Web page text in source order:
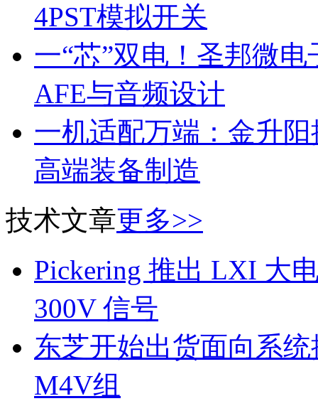
4PST模拟开关
一“芯”双电！圣邦微
AFE与音频设计
一机适配万端：金升
高端装备制造
技术文章更多>>
Pickering 推出 LXI 大
300V 信号
东芝开始出货面向系
M4V组